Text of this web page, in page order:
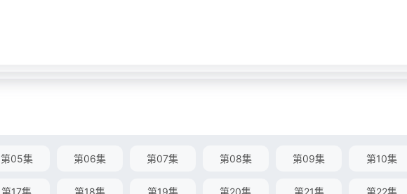
第05集 第06集 第07集 第08集 第09集 第10集
第17集 第18集 第19集 第20集 第21集 第22集